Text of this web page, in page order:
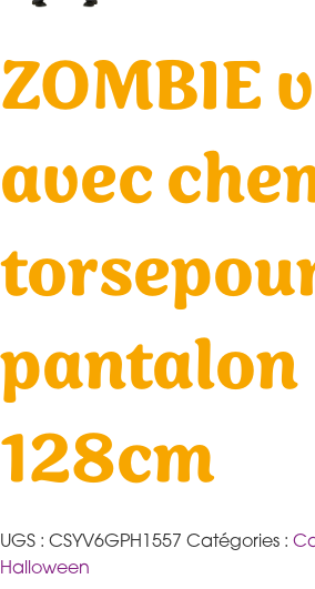
ZOMBIE
avec
pantalon
128cm
UGS : CSYV6GPH1557 Catégories :
Halloween